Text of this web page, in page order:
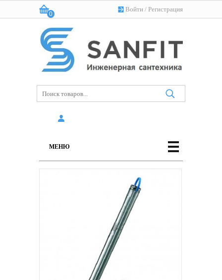
Войти / Регистрация
Корзина:
0
(пусто)
МЕНЮ